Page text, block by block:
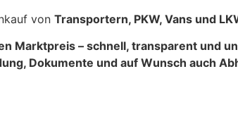
von Transportern, PKW, Vans und
Marktpreis – schnell, transparent und
Dokumente und auf Wunsch auch